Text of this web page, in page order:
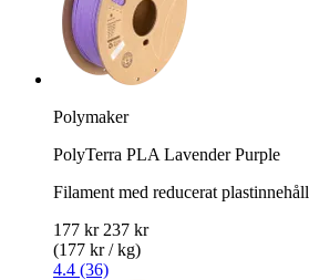
Polymaker
PolyTerra PLA Lavender Purple
Filament med reducerat plastinnehåll
177 kr 237 kr
(177 kr / kg)
4.4 (36)